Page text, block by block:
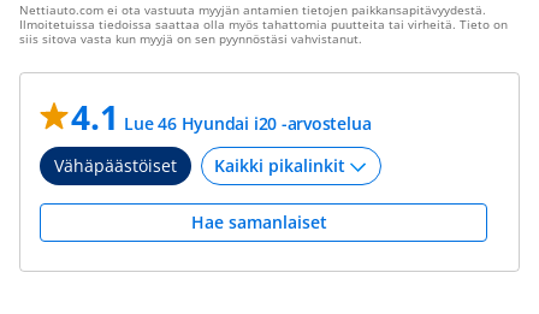
Nettiauto.com ei ota vastuuta myyjän antamien tietojen paikkansapitävyydestä.
Ilmoitetuissa tiedoissa saattaa olla myös tahattomia puutteita tai virheitä. Tieto on
siis sitova vasta kun myyjä on sen pyynnöstäsi vahvistanut.
4.1 Lue 46 Hyundai i20 -arvostelua
Vähäpäästöiset
Hae samanlaiset